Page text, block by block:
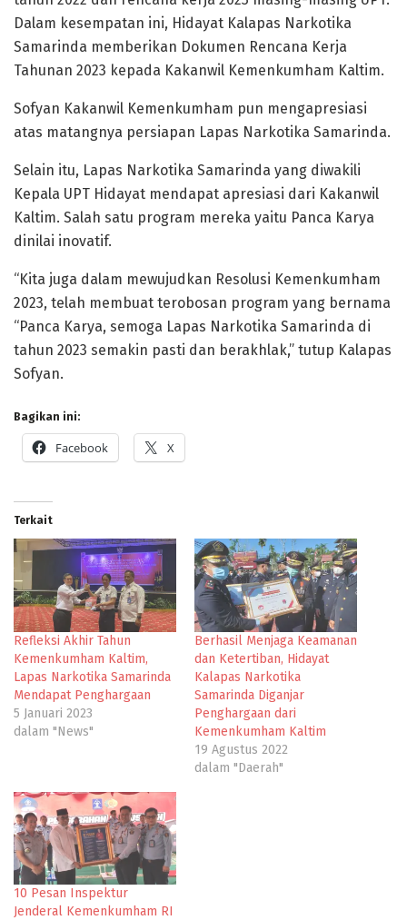
Dalam kesempatan ini, Hidayat Kalapas Narkotika
Samarinda memberikan Dokumen Rencana Kerja
Tahunan 2023 kepada Kakanwil Kemenkumham Kaltim.
Sofyan Kakanwil Kemenkumham pun mengapresiasi
atas matangnya persiapan Lapas Narkotika Samarinda.
Selain itu, Lapas Narkotika Samarinda yang diwakili
Kepala UPT Hidayat mendapat apresiasi dari Kakanwil
Kaltim. Salah satu program mereka yaitu Panca Karya
dinilai inovatif.
“Kita juga dalam mewujudkan Resolusi Kemenkumham
2023, telah membuat terobosan program yang bernama
“Panca Karya, semoga Lapas Narkotika Samarinda di
tahun 2023 semakin pasti dan berakhlak,” tutup Kalapas
Sofyan.
Bagikan ini:
Facebook X
Terkait
Refleksi Akhir Tahun
Kemenkumham Kaltim,
Lapas Narkotika Samarinda
Mendapat Penghargaan
5 Januari 2023
dalam "News"
Berhasil Menjaga Keamanan
dan Ketertiban, Hidayat
Kalapas Narkotika
Samarinda Diganjar
Penghargaan dari
Kemenkumham Kaltim
19 Agustus 2022
dalam "Daerah"
10 Pesan Inspektur
Jenderal Kemenkumham RI